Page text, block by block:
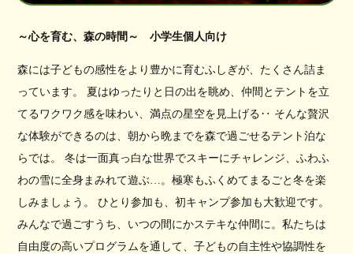
～心を育む、森の時間～ 小学生個人向け
森には子どもの感性をより豊かに育むふしぎが、たくさん詰ま
っています。 夏はゆったりと日の出を眺め、仲間とテントを立
てるワクワク感を味わい、満点の星空を見上げる‥ そんな贅沢
な体験ができるのは、朝から晩までを森で過ごせるテント泊な
らでは。 冬は一面真っ白な世界でスキーにチャレンジ、ふわふ
わの雪に全身まみれて遊ぶ…。極寒もふくめてまるごと冬を楽
しみましょう。 ひとり参加も、初キャンプ参加も大歓迎です。
みんなで過ごすうち、いつの間にかステキな仲間に。私たちは
自由度の高いプログラムを通して、子どもの自主性や協調性を